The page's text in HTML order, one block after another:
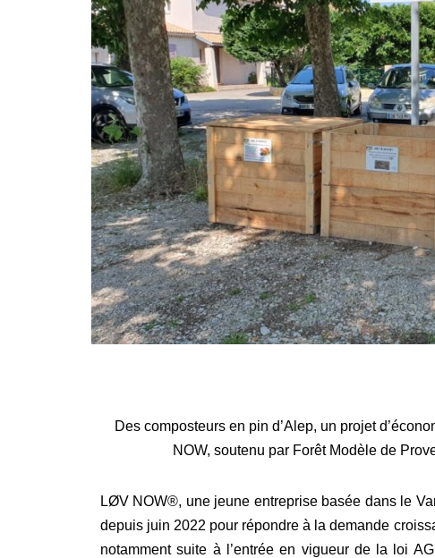
Des composteurs en pin d’Alep, un projet
NOW, soutenu par Forêt Modèle de
LØV NOW®, une jeune entreprise basée dans le
depuis juin 2022 pour répondre à la demande
notamment suite à l’entrée en vigueur de la loi